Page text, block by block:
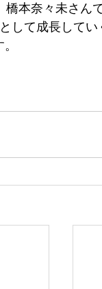
本奈々未さん
して成長してい